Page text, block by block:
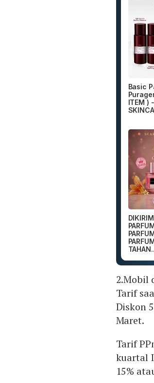
Basic
ITEM )
2.Mobil
Tarif
Diskon
Maret.
Tarif
kuartal
15%